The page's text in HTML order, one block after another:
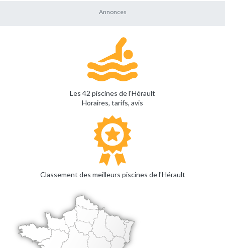
Les 42 piscines de l'Hérault
Horaires, tarifs, avis
Classement des meilleurs piscines de l'Hérault